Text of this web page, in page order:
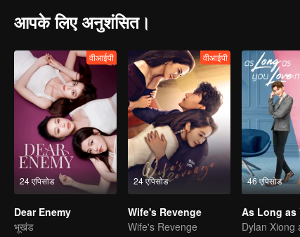
आपके लिए अनुशंसित।
24 एपिसोड
वीआईपी
Dear Enemy
भूखंड
24 एपिसोड
वीआईपी
Wife's Revenge
Wife's Revenge
46 एपिसोड